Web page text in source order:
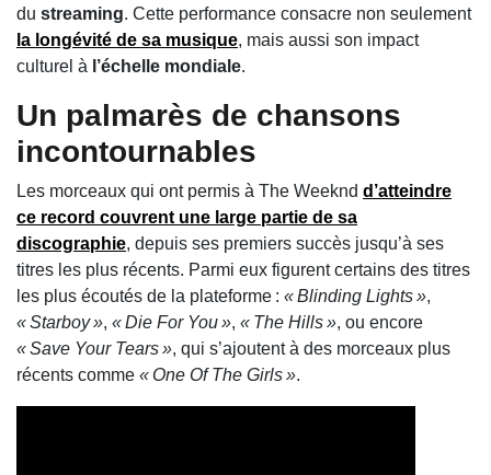
du streaming. Cette performance consacre non seulement
la longévité de sa musique, mais aussi son impact
culturel à l’échelle mondiale.
Un palmarès de chansons
incontournables
Les morceaux qui ont permis à The Weeknd d’atteindre
ce record couvrent une large partie de sa
discographie, depuis ses premiers succès jusqu’à ses
titres les plus récents. Parmi eux figurent certains des titres
les plus écoutés de la plateforme : « Blinding Lights »,
« Starboy », « Die For You », « The Hills », ou encore
« Save Your Tears », qui s’ajoutent à des morceaux plus
récents comme « One Of The Girls ».